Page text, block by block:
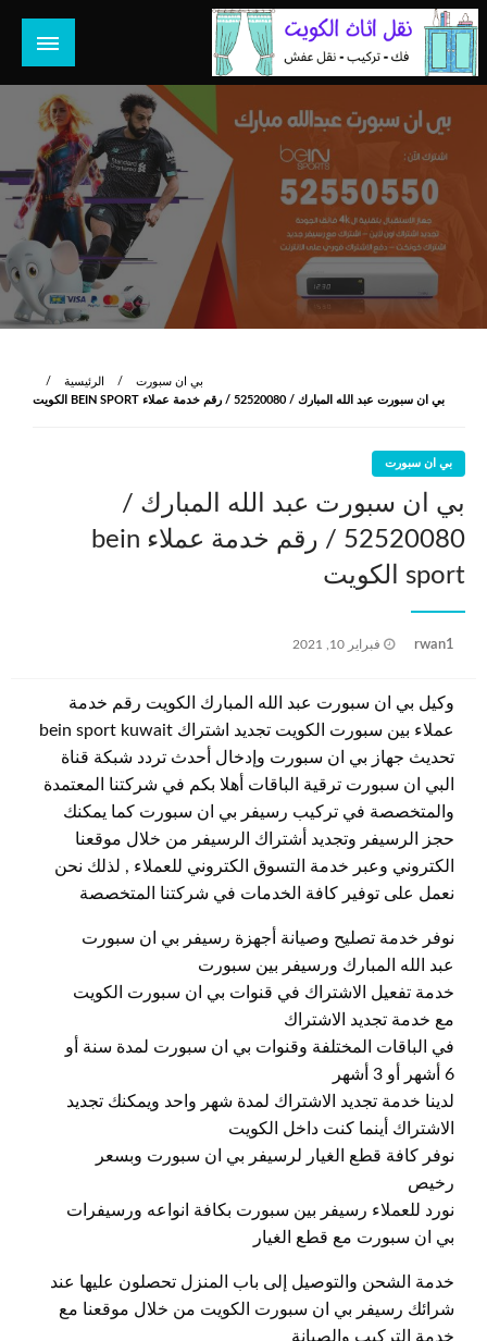
التخطي
إلى
المحتوى
هل تبحث عن أفضل خدمات بالكويت؟ خدمة فك نقل تركيب صيانة
تصليح جميع الخدمات المنزلية في الكويت
الرئيسية
بي ان سبورت
بي ان سبورت عبد الله المبارك / 52520080 / رقم خدمة عملاء BEIN SPORT الكويت
بي ان سبورت
بي ان سبورت عبد الله المبارك /
52520080 / رقم خدمة عملاء bein
sport الكويت
rwan1
نُشر
فبراير 10, 2021
وكيل بي ان سبورت عبد الله المبارك الكويت رقم خدمة
عملاء بين سبورت الكويت تجديد اشتراك bein sport kuwait
تحديث جهاز بي ان سبورت وإدخال أحدث تردد شبكة قناة
البي ان سبورت ترقية الباقات أهلا بكم في شركتنا المعتمدة
والمتخصصة في تركيب رسيفر بي ان سبورت كما يمكنك
حجز الرسيفر وتجديد أشتراك الرسيفر من خلال موقعنا
الكتروني وعبر خدمة التسوق الكتروني للعملاء , لذلك نحن
نعمل على توفير كافة الخدمات في شركتنا المتخصصة
نوفر خدمة تصليح وصيانة أجهزة رسيفر بي ان سبورت
عبد الله المبارك ورسيفر بين سبورت
خدمة تفعيل الاشتراك في قنوات بي ان سبورت الكويت
مع خدمة تجديد الاشتراك
في الباقات المختلفة وقنوات بي ان سبورت لمدة سنة أو
6 أشهر أو 3 أشهر
لدينا خدمة تجديد الاشتراك لمدة شهر واحد ويمكنك تجديد
الاشتراك أينما كنت داخل الكويت
نوفر كافة قطع الغيار لرسيفر بي ان سبورت وبسعر
رخيص
نورد للعملاء رسيفر بين سبورت بكافة انواعه ورسيفرات
بي ان سبورت مع قطع الغيار
خدمة الشحن والتوصيل إلى باب المنزل تحصلون عليها عند
شرائك رسيفر بي ان سبورت الكويت من خلال موقعنا مع
خدمة التركيب والصيانة